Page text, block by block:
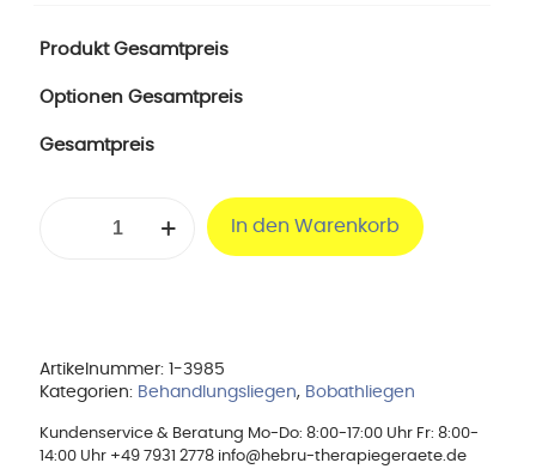
Produkt Gesamtpreis
Optionen Gesamtpreis
Gesamtpreis
In den Warenkorb
Artikelnummer: 1-3985
Kategorien: Behandlungsliegen, Bobathliegen
Kundenservice & Beratung Mo-Do: 8:00-17:00 Uhr Fr: 8:00-
14:00 Uhr +49 7931 2778 info@hebru-therapiegeraete.de